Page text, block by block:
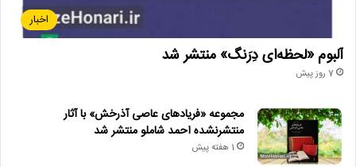
• کدام فیلم‌ها در گیشه سینماها صدرنشین شدند؟
• «سبیل‌السلطنه» در سنگلج روی صحنه می‌رود
تئاتر_ایران تئاتر_خیابانی
اخبار
آلبوم «لحظه‌ای دِرَنگ» منتشر شد
7 روز پیش
مجموعه «فریادهای عاصی آذرخش» با آثار
منتشرنشده احمد شاملو منتشر شد
1 هفته پیش